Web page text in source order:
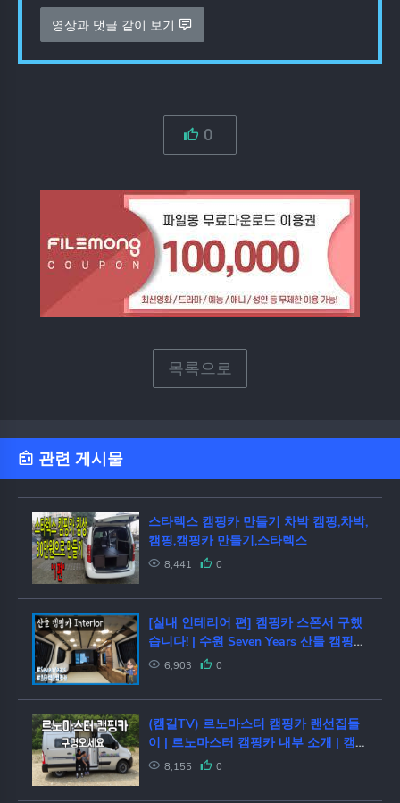
영상과 댓글 같이 보기
0
목록으로
관련 게시물
스타렉스 캠핑카 만들기 차박 캠핑,차박,
캠핑,캠핑카 만들기,스타렉스
8,441 0
[실내 인테리어 편] 캠핑카 스폰서 구했
습니다! | 수원 Seven Years 산들 캠핑카
제작소 | 스타렉스 캠핑카
6,903 0
(캠길TV) 르노마스터 캠핑카 랜선집들
이 | 르노마스터 캠핑카 내부 소개 | 캠핑
카 | 르노마스터 캠핑카 | 코코넛4 캠핑
8,155 0